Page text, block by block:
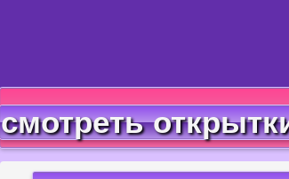
смотреть